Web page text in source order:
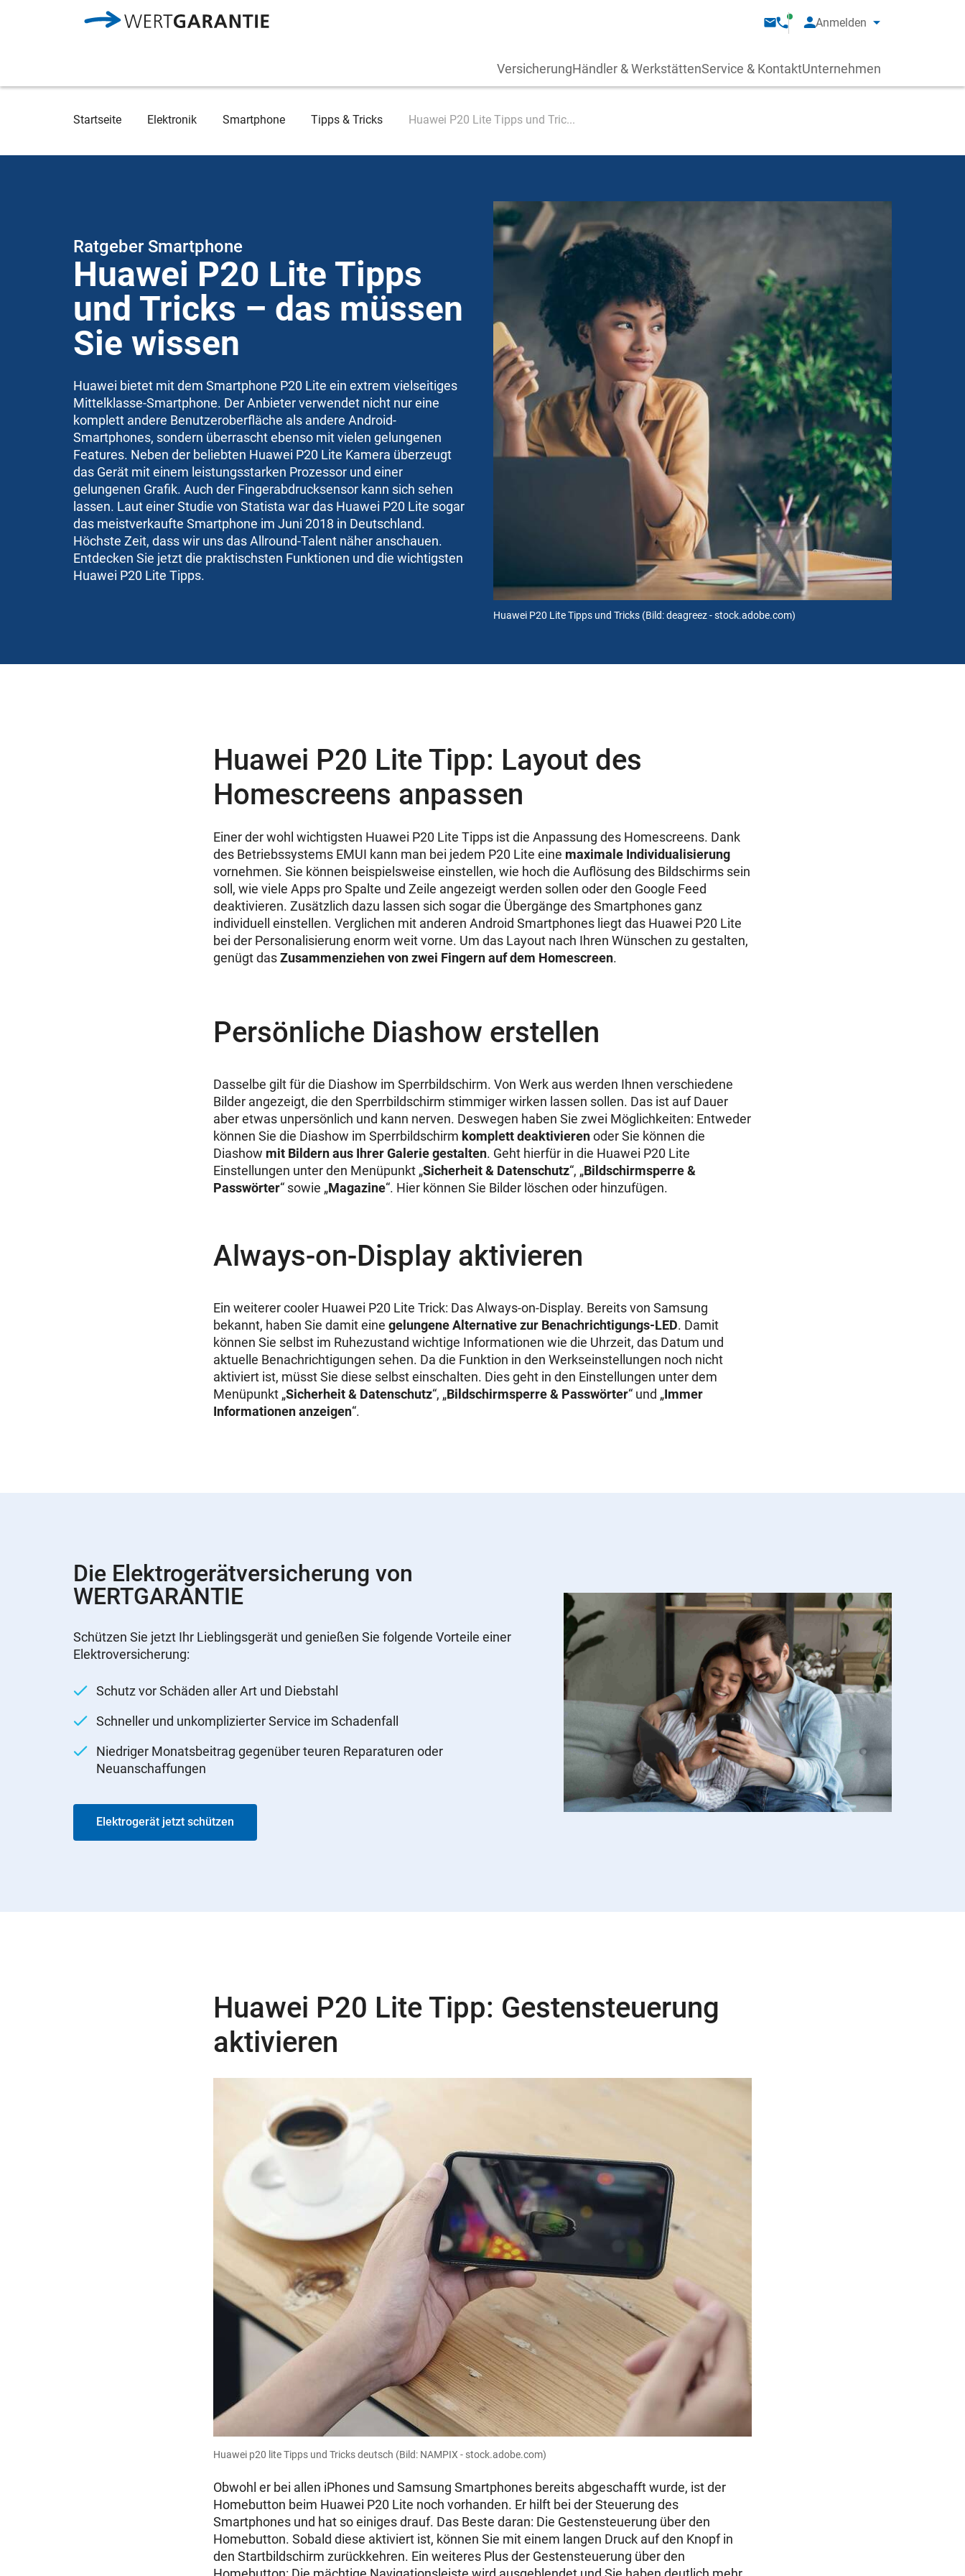
Anmelden
VersicherungHändler & WerkstättenService & KontaktUnternehmen
Breadcrumb
Startseite Elektronik Smartphone Tipps & Tricks Huawei P20 Lite Tipps und Tric...
Huawei P20 Lite Tipps und Tricks (Bild: deagreez - stock.adobe.com)
Ratgeber Smartphone
Huawei P20 Lite Tipps
und Tricks – das müssen
Sie wissen
Huawei bietet mit dem Smartphone P20 Lite ein extrem vielseitiges
Mittelklasse-Smartphone. Der Anbieter verwendet nicht nur eine
komplett andere Benutzeroberfläche als andere Android-
Smartphones, sondern überrascht ebenso mit vielen gelungenen
Features. Neben der beliebten Huawei P20 Lite Kamera überzeugt
das Gerät mit einem leistungsstarken Prozessor und einer
gelungenen Grafik. Auch der Fingerabdrucksensor kann sich sehen
lassen. Laut einer Studie von Statista war das Huawei P20 Lite sogar
das meistverkaufte Smartphone im Juni 2018 in Deutschland.
Höchste Zeit, dass wir uns das Allround-Talent näher anschauen.
Entdecken Sie jetzt die praktischsten Funktionen und die wichtigsten
Huawei P20 Lite Tipps.
Huawei P20 Lite Tipp: Layout des
Homescreens anpassen
Einer der wohl wichtigsten Huawei P20 Lite Tipps ist die Anpassung des Homescreens. Dank
des Betriebssystems EMUI kann man bei jedem P20 Lite eine maximale Individualisierung
vornehmen. Sie können beispielsweise einstellen, wie hoch die Auflösung des Bildschirms sein
soll, wie viele Apps pro Spalte und Zeile angezeigt werden sollen oder den Google Feed
deaktivieren. Zusätzlich dazu lassen sich sogar die Übergänge des Smartphones ganz
individuell einstellen. Verglichen mit anderen Android Smartphones liegt das Huawei P20 Lite
bei der Personalisierung enorm weit vorne. Um das Layout nach Ihren Wünschen zu gestalten,
genügt dasZusammenziehen von zwei Fingern auf dem Homescreen.
Persönliche Diashow erstellen
Dasselbe gilt für die Diashow im Sperrbildschirm. Von Werk aus werden Ihnen verschiedene
Bilder angezeigt, die den Sperrbildschirm stimmiger wirken lassen sollen. Das ist auf Dauer
aber etwas unpersönlich und kann nerven. Deswegen haben Sie zwei Möglichkeiten: Entweder
können Sie die Diashow im Sperrbildschirm komplett deaktivierenoder Sie können die
Diashow mit Bildern aus Ihrer Galerie gestalten. Geht hierfür in die Huawei P20 Lite
Einstellungen unter den Menüpunkt „Sicherheit & Datenschutz“, „Bildschirmsperre &
Passwörter“ sowie „Magazine“. Hier können Sie Bilder löschen oder hinzufügen.
Always-on-Display aktivieren
Ein weiterer cooler Huawei P20 Lite Trick: DasAlways-on-Display. Bereits von Samsung
bekannt, haben Sie damit eine gelungene Alternative zur Benachrichtigungs-LED. Damit
können Sie selbst im Ruhezustand wichtige Informationen wie die Uhrzeit, das Datum und
aktuelle Benachrichtigungen sehen. Da die Funktion in den Werkseinstellungen noch nicht
aktiviert ist, müsst Sie diese selbst einschalten. Dies geht in den Einstellungen unter dem
Menüpunkt „Sicherheit & Datenschutz“, „Bildschirmsperre & Passwörter“ und „Immer
Informationen anzeigen“.
Die Elektrogerätversicherung von
WERTGARANTIE
Schützen Sie jetzt Ihr Lieblingsgerät und genießen Sie folgende Vorteile einer
Elektroversicherung:
Schutz vor Schäden aller Art und Diebstahl
Schneller und unkomplizierter Service im Schadenfall
Niedriger Monatsbeitrag gegenüber teuren Reparaturen oder
Neuanschaffungen
Elektrogerät jetzt schützen
Huawei P20 Lite Tipp: Gestensteuerung
aktivieren
Huawei p20 lite Tipps und Tricks deutsch (Bild: NAMPIX - stock.adobe.com)
Obwohl er bei allen iPhones und Samsung Smartphones bereits abgeschafft wurde, ist der
Homebutton beim Huawei P20 Lite noch vorhanden. Er hilft bei der Steuerung des
Smartphones und hat so einiges drauf. Das Beste daran: Die Gestensteuerung über den
Homebutton. Sobald diese aktiviert ist, können Sie mit einem langen Druck auf den Knopf in
den Startbildschirm zurückkehren. Ein weiteres Plus der Gestensteuerung über den